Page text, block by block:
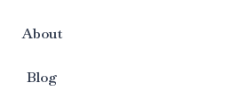
About
Blog